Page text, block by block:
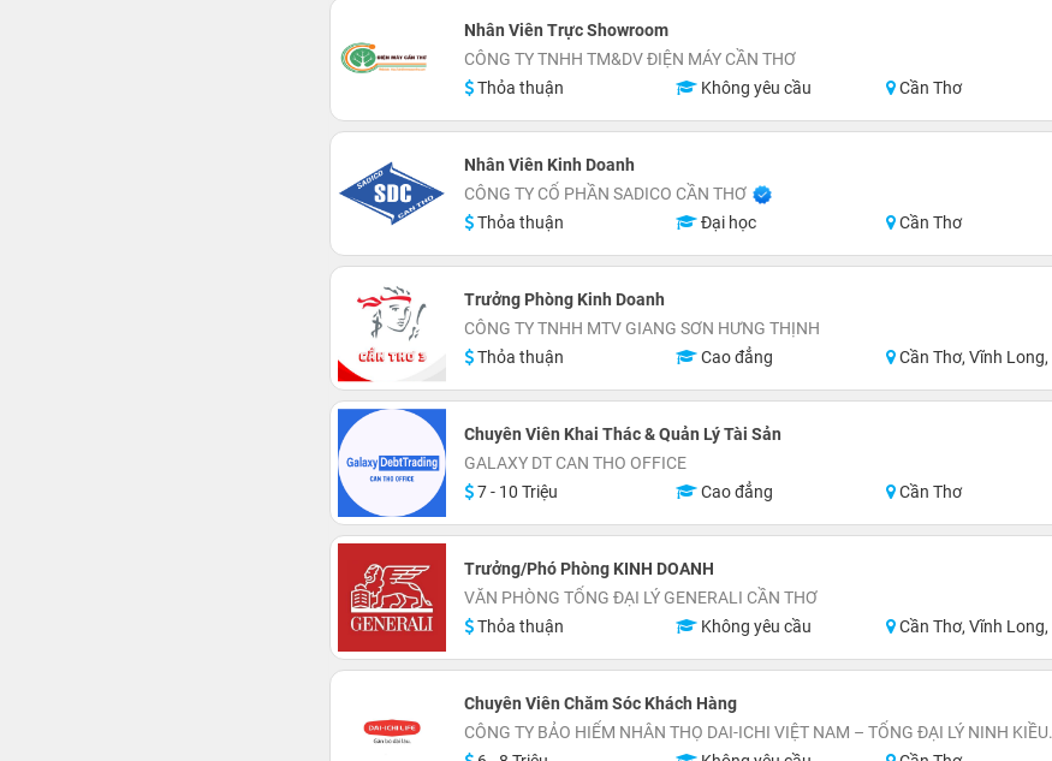
Nhân Viên Trực Showroom
CÔNG TY TNHH TM&DV ĐIỆN MÁY CẦN THƠ
Thỏa thuận
Không yêu cầu Cần Thơ
Nhân Viên Kinh Doanh
CÔNG TY CỔ PHẦN SADICO CẦN THƠ
Thỏa thuận
Đại học Cần Thơ
Trưởng Phòng Kinh Doanh
CÔNG TY TNHH MTV GIANG SƠN HƯNG THỊNH
Thỏa thuận
Cao đẳng Cần Thơ, Vĩnh Long, Hậu Giang
Chuyên Viên Khai Thác & Quản Lý Tài Sản
GALAXY DT CAN THO OFFICE
7 - 10 Triệu
Cao đẳng Cần Thơ
Trưởng/Phó Phòng KINH DOANH
VĂN PHÒNG TỔNG ĐẠI LÝ GENERALI CẦN THƠ
Thỏa thuận
Không yêu cầu Cần Thơ, Vĩnh Long, Đồng Tháp, Hậu Giang, Sóc Trăng, Trà Vinh
Chuyên Viên Chăm Sóc Khách Hàng
CÔNG TY BẢO HIỂM NHÂN THỌ DAI-ICHI VIỆT NAM – TỔNG ĐẠI LÝ NINH KIỀU.